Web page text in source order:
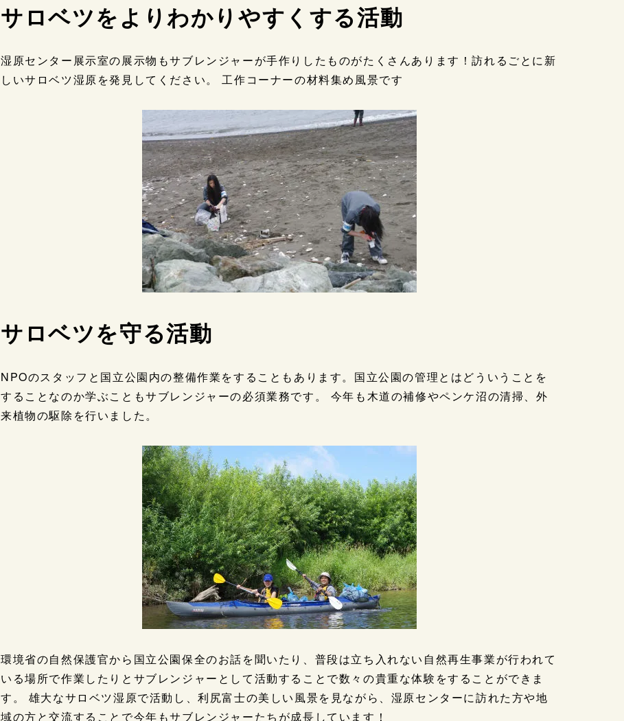
サロベツをよりわかりやすくする活動
湿原センター展示室の展示物もサブレンジャーが手作りしたものがたくさんあります！訪れるごとに新
しいサロベツ湿原を発見してください。 工作コーナーの材料集め風景です
サロベツを守る活動
NPOのスタッフと国立公園内の整備作業をすることもあります。国立公園の管理とはどういうことを
することなのか学ぶこともサブレンジャーの必須業務です。 今年も木道の補修やペンケ沼の清掃、外
来植物の駆除を行いました。
環境省の自然保護官から国立公園保全のお話を聞いたり、普段は立ち入れない自然再生事業が行われて
いる場所で作業したりとサブレンジャーとして活動することで数々の貴重な体験をすることができま
す。 雄大なサロベツ湿原で活動し、利尻富士の美しい風景を見ながら、湿原センターに訪れた方や地
域の方と交流することで今年もサブレンジャーたちが成長しています！